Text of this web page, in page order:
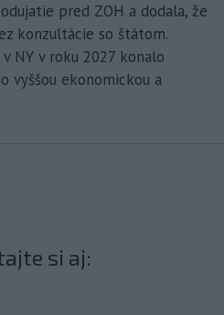
pred ZOH a dodala, že
konzultácie so štátom.
NY v roku 2027 konalo
vyššou ekonomickou a
si aj: